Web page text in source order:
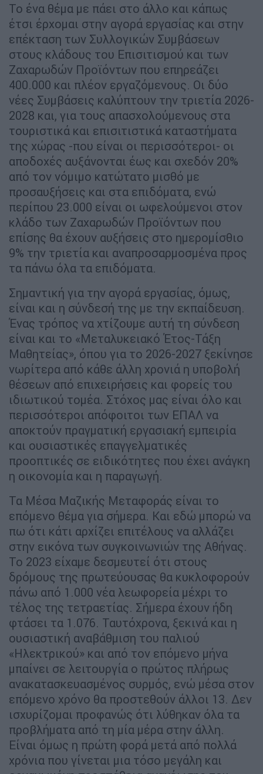
Το ένα θέμα με πάει στο άλλο και κάπως
έτσι έρχομαι στην αγορά εργασίας και στην
επέκταση των Συλλογικών Συμβάσεων
στους κλάδους του Επισιτισμού και των
Ζαχαρωδών Προϊόντων που επηρεάζει
400.000 και πλέον εργαζόμενους. Οι δύο
νέες Συμβάσεις καλύπτουν την τριετία 2026-
2028 και, για τους απασχολούμενους στα
τουριστικά και επισιτιστικά καταστήματα
της χώρας -που είναι οι περισσότεροι- οι
αποδοχές αυξάνονται έως και σχεδόν 20%
από τον νόμιμο κατώτατο μισθό με
προσαυξήσεις και στα επιδόματα, ενώ
περίπου 23.000 είναι οι ωφελούμενοι στον
κλάδο των Ζαχαρωδών Προϊόντων που
επίσης θα έχουν αυξήσεις στο ημερομίσθιο
9% την τριετία και αναπροσαρμοσμένα προς
τα πάνω όλα τα επιδόματα.
Σημαντική για την αγορά εργασίας, όμως,
είναι και η σύνδεσή της με την εκπαίδευση.
Ένας τρόπος να χτίζουμε αυτή τη σύνδεση
είναι και το «Μεταλυκειακό Έτος-Τάξη
Μαθητείας», όπου για το 2026-2027 ξεκίνησε
νωρίτερα από κάθε άλλη χρονιά η υποβολή
θέσεων από επιχειρήσεις και φορείς του
ιδιωτικού τομέα. Στόχος μας είναι όλο και
περισσότεροι απόφοιτοι των ΕΠΑΛ να
αποκτούν πραγματική εργασιακή εμπειρία
και ουσιαστικές επαγγελματικές
προοπτικές σε ειδικότητες που έχει ανάγκη
η οικονομία και η παραγωγή.
Τα Μέσα Μαζικής Μεταφοράς είναι το
επόμενο θέμα για σήμερα. Και εδώ μπορώ να
πω ότι κάτι αρχίζει επιτέλους να αλλάζει
στην εικόνα των συγκοινωνιών της Αθήνας.
Το 2023 είχαμε δεσμευτεί ότι στους
δρόμους της πρωτεύουσας θα κυκλοφορούν
πάνω από 1.000 νέα λεωφορεία μέχρι το
τέλος της τετραετίας. Σήμερα έχουν ήδη
φτάσει τα 1.076. Ταυτόχρονα, ξεκινά και η
ουσιαστική αναβάθμιση του παλιού
«Ηλεκτρικού» και από τον επόμενο μήνα
μπαίνει σε λειτουργία ο πρώτος πλήρως
ανακατασκευασμένος συρμός, ενώ μέσα στον
επόμενο χρόνο θα προστεθούν άλλοι 13. Δεν
ισχυρίζομαι προφανώς ότι λύθηκαν όλα τα
προβλήματα από τη μία μέρα στην άλλη.
Είναι όμως η πρώτη φορά μετά από πολλά
χρόνια που γίνεται μια τόσο μεγάλη και